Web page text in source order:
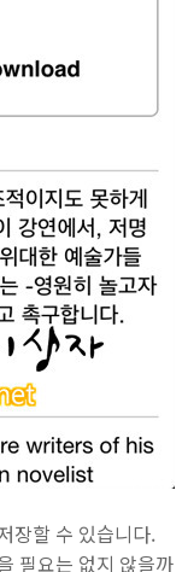
장할 수 있습니다.
필요는 없지 않을까